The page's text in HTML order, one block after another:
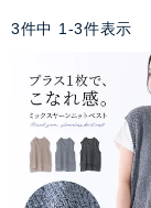
3件中 1 -3件表示